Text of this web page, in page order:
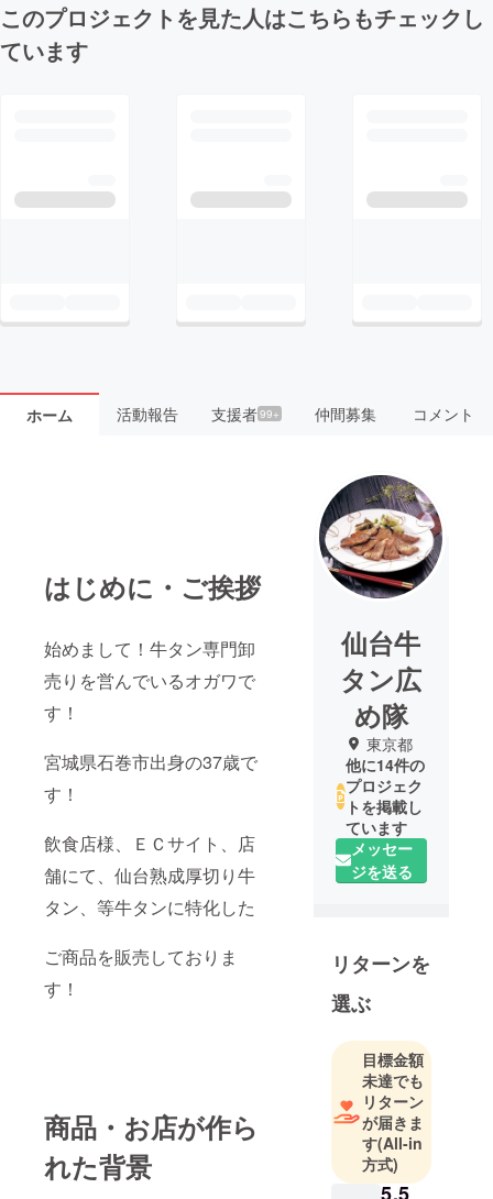
このプロジェクトを見た人はこちらもチェックし
ています
ホーム 活動報告 支援者99+ 仲間募集 コメント
はじめに・ご挨拶
始めまして！牛タン専門卸
売りを営んでいるオガワで
す！
宮城県石巻市出身の37歳で
す！
飲食店様、ＥＣサイト、店
舗にて、仙台熟成厚切り牛
タン、等牛タンに特化した
ご商品を販売しておりま
す！
商品・お店が作ら
れた背景
仙台牛
タン広
め隊
東京都
他に14件の
プロジェク
トを掲載し
ています
メッセー
ジを送る
リターンを
選ぶ
目標金額
未達でも
リターン
が届きま
す(All-in
方式)